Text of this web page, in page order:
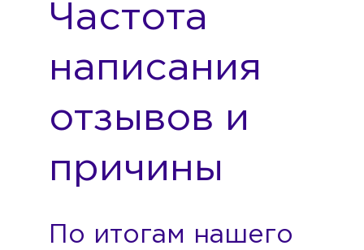
Частота
написания
отзывов и
причины
По итогам нашего